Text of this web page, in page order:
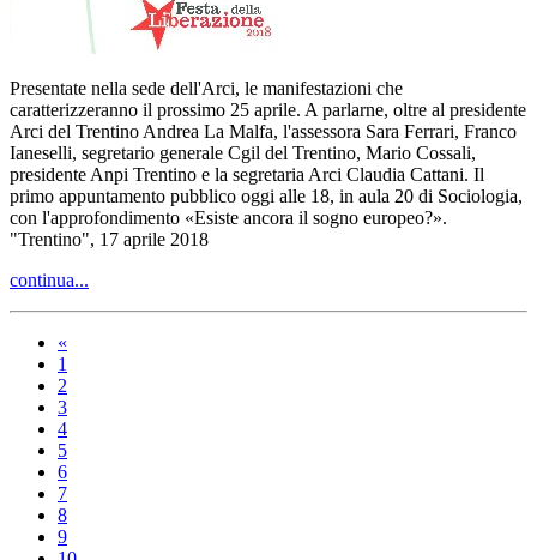
Presentate nella sede dell'Arci, le manifestazioni che
caratterizzeranno il prossimo 25 aprile. A parlarne, oltre al presidente
Arci del Trentino Andrea La Malfa, l'assessora Sara Ferrari, Franco
Ianeselli, segretario generale Cgil del Trentino, Mario Cossali,
presidente Anpi Trentino e la segretaria Arci Claudia Cattani. Il
primo appuntamento pubblico oggi alle 18, in aula 20 di Sociologia,
con l'approfondimento «Esiste ancora il sogno europeo?».
"Trentino", 17 aprile 2018
continua...
«
1
2
3
4
5
6
7
8
9